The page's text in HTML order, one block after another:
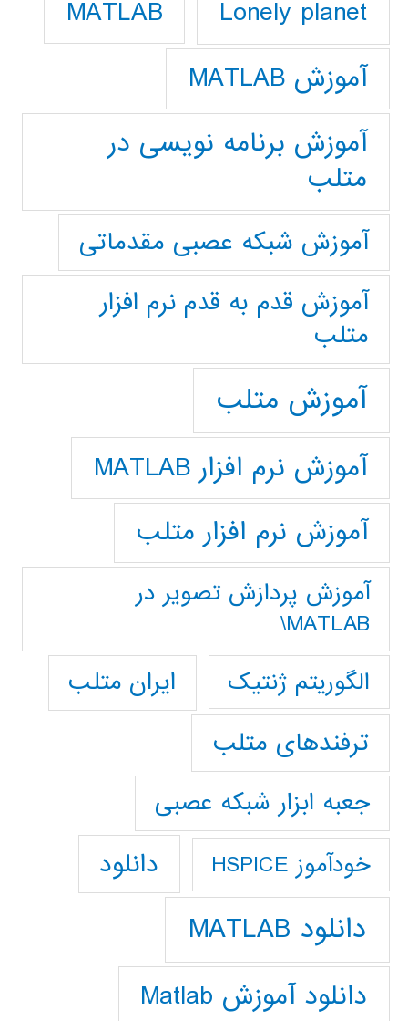
Lonely planet
MATLAB
آموزش MATLAB
آموزش برنامه نویسی در
متلب
آموزش شبکه عصبی مقدماتی
آموزش قدم به قدم نرم افزار
متلب
آموزش متلب
آموزش نرم افزار MATLAB
آموزش نرم افزار متلب
آموزش پردازش تصوير در
MATLAB\
الگوریتم ژنتیک
ایران متلب
ترفندهای متلب
جعبه ابزار شبکه عصبی
خودآموز HSPICE دانلود
دانلود MATLAB
دانلود آموزش Matlab